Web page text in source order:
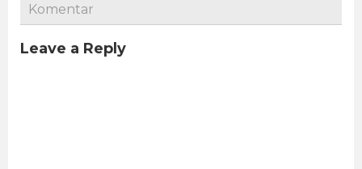
Komentar
Leave a Reply